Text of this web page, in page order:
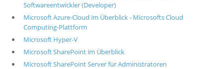
Softwareentwickler (Developer)
Microsoft Azure-Cloud im Überblick - Microsofts Cloud
Computing-Plattform
Microsoft Hyper-V
Microsoft SharePoint im Überblick
Microsoft SharePoint Server für Administratoren